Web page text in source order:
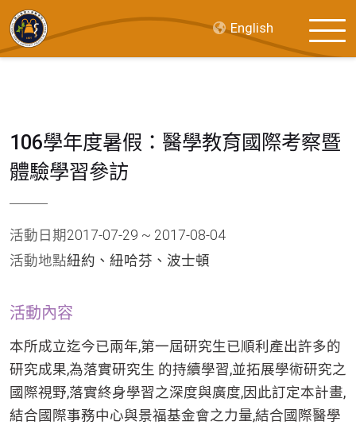
English
106學年度暑假：醫學教育國際考察暨
體驗學習參訪
活動日期 2017-07-29 ~ 2017-08-04
活動地點紐約、紐哈芬、波士頓
活動內容
本所成立迄今已兩年,第一屆研究生已順利產出許多的
研究成果,為落實研究生 的持續學習,並拓展學術研究之
國際視野,落實終身學習之深度與廣度,因此訂定本計畫,
結合國際事務中心與景福基金會之力量,結合國際醫學